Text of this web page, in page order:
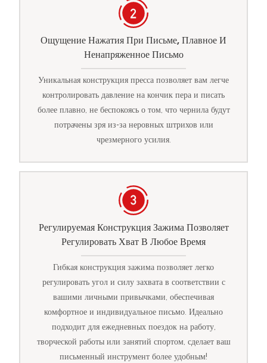
Ощущение Нажатия При Письме, Плавное И
Ненапряженное Письмо
Уникальная конструкция пресса позволяет вам легче
контролировать давление на кончик пера и писать
более плавно, не беспокоясь о том, что чернила будут
потрачены зря из-за неровных штрихов или
чрезмерного усилия.
Регулируемая Конструкция Зажима Позволяет
Регулировать Хват В Любое Время
Гибкая конструкция зажима позволяет легко
регулировать угол и силу захвата в соответствии с
вашими личными привычками, обеспечивая
комфортное и индивидуальное письмо. Идеально
подходит для ежедневных поездок на работу,
творческой работы или занятий спортом, сделает ваш
письменный инструмент более удобным!